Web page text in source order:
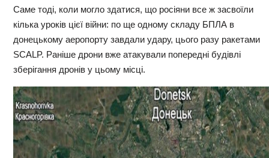
Саме тоді, коли могло здатися, що росіяни все ж засвоїли
кілька уроків цієї війни: по ще одному складу БПЛА в
донецькому аеропорту завдали удару, цього разу ракетами
SCALP. Раніше дрони вже атакували попередні будівлі
зберігання дронів у цьому місці.